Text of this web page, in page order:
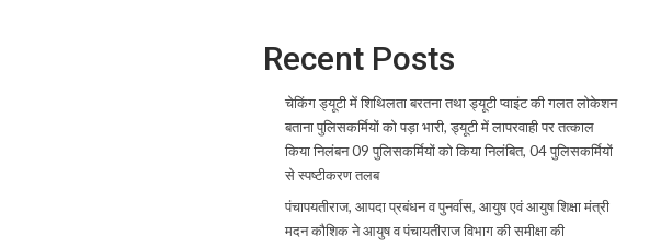
Recent Posts
चेकिंग ड्यूटी में शिथिलता बरतना तथा ड्यूटी प्वाइंट की गलत लोकेशन
बताना पुलिसकर्मियों को पड़ा भारी, ड्यूटी में लापरवाही पर तत्काल
किया निलंबन 09 पुलिसकर्मियों को किया निलंबित, 04 पुलिसकर्मियों
से स्पष्टीकरण तलब
पंचापयतीराज, आपदा प्रबंधन व पुनर्वास, आयुष एवं आयुष शिक्षा मंत्री
मदन कौशिक ने आयुष व पंचायतीराज विभाग की समीक्षा की